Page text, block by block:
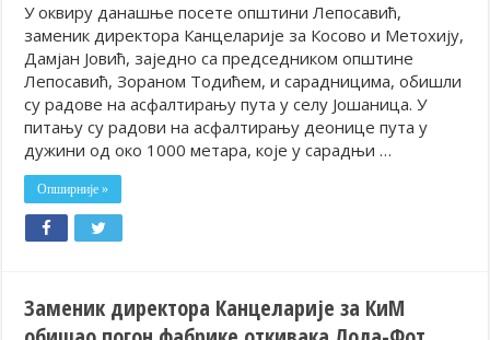
У оквиру данашње посете општини Лепосавић,
заменик директора Канцеларије за Косово и Метохију,
Дамјан Јовић, заједно са председником општине
Лепосавић, Зораном Тодићем, и сарадницима, обишли
су радове на асфалтирању пута у селу Јошаница. У
питању су радови на асфалтирању деонице пута у
дужини од око 1000 метара, које у сарадњи …
Опширније »
Заменик директора Канцеларије за КиМ